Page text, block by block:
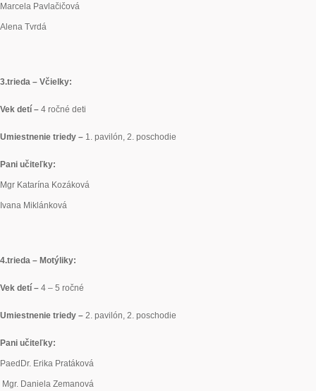
Marcela Pavlačičová
Alena Tvrdá
3.trieda – Včielky:
Vek detí – 4 ročné deti
Umiestnenie triedy – 1. pavilón, 2. poschodie
Pani učiteľky:
Mgr Katarína Kozáková
Ivana Miklánková
4.trieda – Motýliky:
Vek detí – 4 – 5 ročné
Umiestnenie triedy – 2. pavilón, 2. poschodie
Pani učiteľky:
PaedDr. Erika Pratáková
Mgr. Daniela Zemanová